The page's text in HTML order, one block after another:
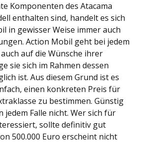
Komponenten des Atacama
enthalten sind, handelt es sich
in gewisser Weise immer auch
Action Mobil geht bei jedem
auf die Wünsche ihrer
sie sich im Rahmen dessen
ist. Aus diesem Grund ist es
einen konkreten Preis für
zu bestimmen. Günstig
jedem Falle nicht. Wer sich für
sollte definitiv gut
500.000 Euro erscheint nicht